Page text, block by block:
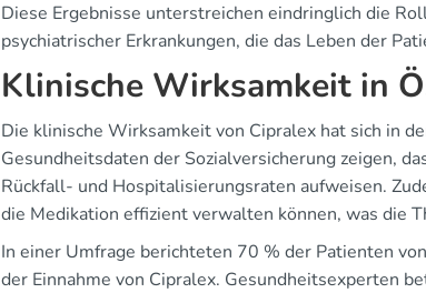
Diese Ergebnisse unterstreichen eindringlich die
psychiatrischer Erkrankungen, die das Leben der
Klinische Wirksamkeit in
Die klinische Wirksamkeit von Cipralex hat sich in
Gesundheitsdaten der Sozialversicherung zeigen,
Rückfall- und Hospitalisierungsraten aufweisen.
die Medikation effizient verwalten können, was die
In einer Umfrage berichteten 70 % der Patienten
der Einnahme von Cipralex. Gesundheitsexperten